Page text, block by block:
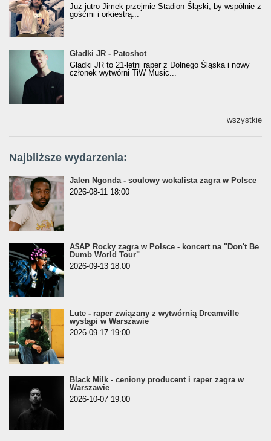
Już jutro Jimek przejmie Stadion Śląski, by wspólnie z
gośćmi i orkiestrą...
Gładki JR - Patoshot
Gładki JR - Patoshot
Gładki JR to 21-letni raper z Dolnego Śląska i nowy
członek wytwórni TiW Music...
wszystkie
Najbliższe wydarzenia:
Jalen Ngonda - soulowy wokalista zagra w Polsce
2026-08-11 18:00
A$AP Rocky zagra w Polsce - koncert na "Don't Be
Dumb World Tour"
2026-09-13 18:00
Lute - raper związany z wytwórnią Dreamville
wystąpi w Warszawie
2026-09-17 19:00
Black Milk - ceniony producent i raper zagra w
Warszawie
2026-10-07 19:00